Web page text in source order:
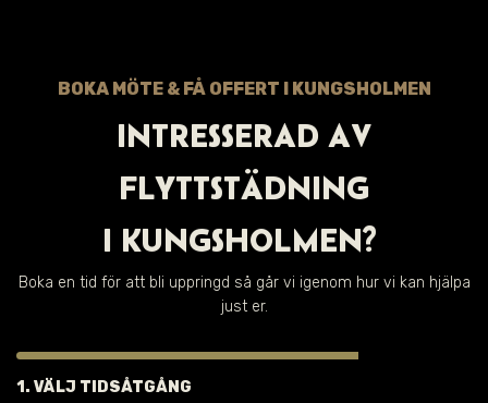
BOKA MÖTE & FÅ OFFERT I KUNGSHOLMEN
INTRESSERAD AV
FLYTTSTÄDNING
I KUNGSHOLMEN?
Boka en tid för att bli uppringd så går vi igenom hur vi kan hjälpa
just er.
1. VÄLJ TIDSÅTGÅNG